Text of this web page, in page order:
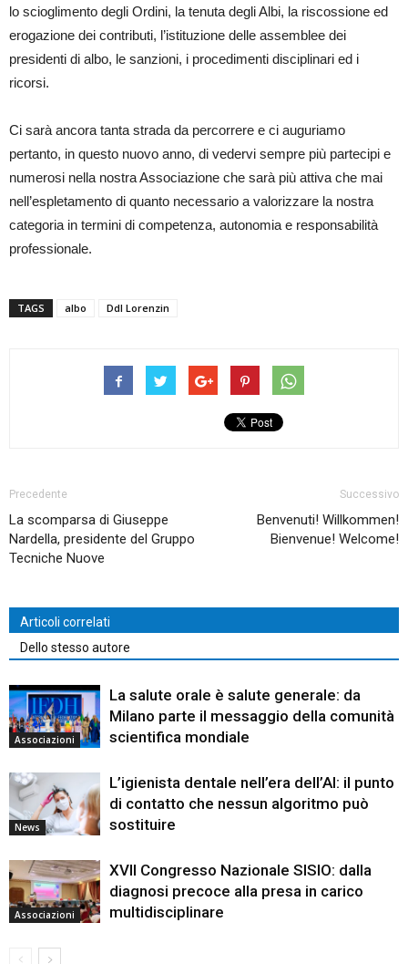
lo scioglimento degli Ordini, la tenuta degli Albi, la riscossione ed
erogazione dei contributi, l’istituzione delle assemblee dei
presidenti di albo, le sanzioni, i procedimenti disciplinari ed i
ricorsi.
Ci sarà ancora tanta strada da percorrere e ci auguriamo
pertanto, in questo nuovo anno, di vedervi sempre più partecipi e
numerosi nella nostra Associazione che sarà più attiva che mai
nell’espletamento di quanto necessario a valorizzare la nostra
categoria in termini di competenza, autonomia e responsabilità
professionale.
TAGS albo Ddl Lorenzin
Precedente
La scomparsa di Giuseppe
Nardella, presidente del Gruppo
Tecniche Nuove
Successivo
Benvenuti! Willkommen!
Bienvenue! Welcome!
Articoli correlati
Dello stesso autore
Associazioni
La salute orale è salute generale: da
Milano parte il messaggio della comunità
scientifica mondiale
News
L’igienista dentale nell’era dell’AI: il punto
di contatto che nessun algoritmo può
sostituire
Associazioni
XVII Congresso Nazionale SISIO: dalla
diagnosi precoce alla presa in carico
multidisciplinare